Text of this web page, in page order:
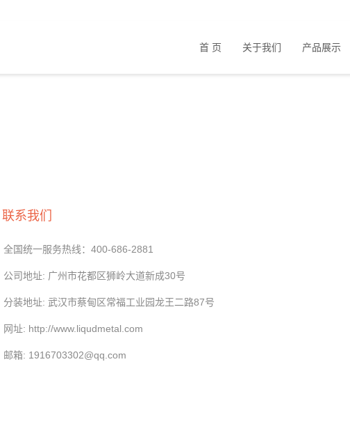
首 页 关于我们 产品展示
联系我们
全国统一服务热线：400-686-2881
公司地址: 广州市花都区​狮岭大道新成30号
​分装地址: 武汉市蔡甸区常福工业园龙王二路87号
网址: http://www.liqudmetal.com
邮箱: 1916703302@qq.com